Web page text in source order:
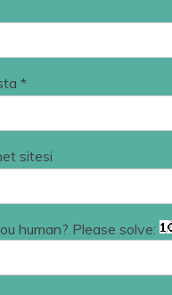
*
sitesi
human? Please solve: